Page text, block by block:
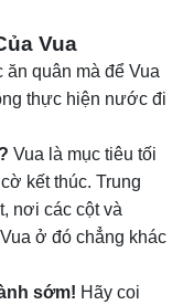
Vua
ăn quân mà để Vua
thực hiện nước đi
Vua là mục tiêu tối
kết thúc. Trung
nơi các cột và
ở đó chẳng khác
sớm! Hãy coi